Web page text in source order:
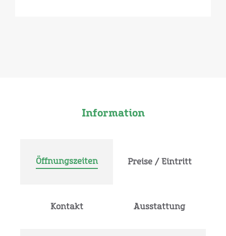
Information
Öffnungszeiten Preise / Eintritt
Kontakt Ausstattung